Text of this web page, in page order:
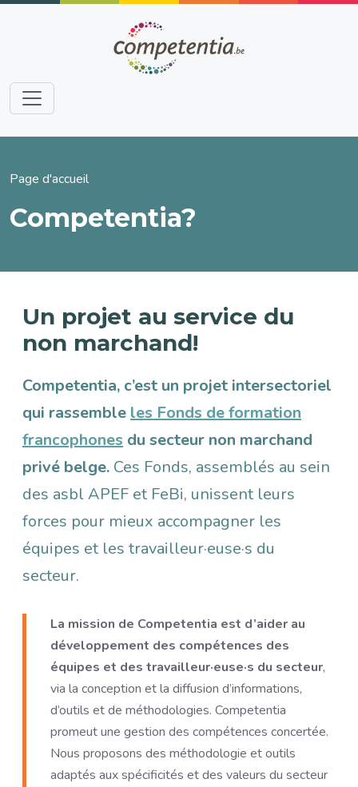
Aller au contenu principal
Fil d'Ariane
Page d'accueil
Competentia?
Un projet au service du
non marchand!
Competentia, c’est un projet intersectoriel
qui rassemble les Fonds de formation
francophones du secteur non marchand
privé belge. Ces Fonds, assemblés au sein
des asbl APEF et FeBi, unissent leurs
forces pour mieux accompagner les
équipes et les travailleur·euse·s du
secteur.
La mission de Competentia est d’aider au
développement des compétences des
équipes et des travailleur·euse·s du secteur,
via la conception et la diffusion d’informations,
d’outils et de méthodologies. Competentia
promeut une gestion des compétences concertée.
Nous proposons des méthodologie et outils
adaptés aux spécificités et des valeurs du secteur